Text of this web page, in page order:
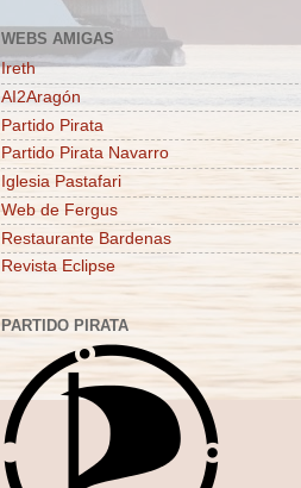
WEBS AMIGAS
Ireth
AI2Aragón
Partido Pirata
Partido Pirata Navarro
Iglesia Pastafari
Web de Fergus
Restaurante Bardenas
Revista Eclipse
PARTIDO PIRATA